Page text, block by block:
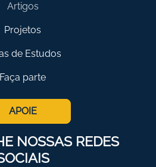
Artigos
Projetos
de Estudos
Faça parte
APOIE
NOSSAS REDES